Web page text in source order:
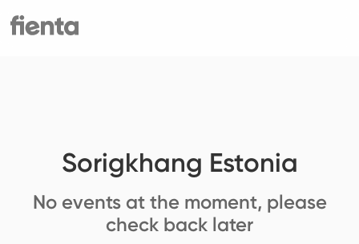
Sorigkhang Estonia
No events at the moment, please
check back later